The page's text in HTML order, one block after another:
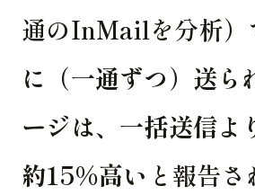
通のInMailを分析）
に（一通ずつ）送ら
ージは、一括送信よ
約15%高い と報告